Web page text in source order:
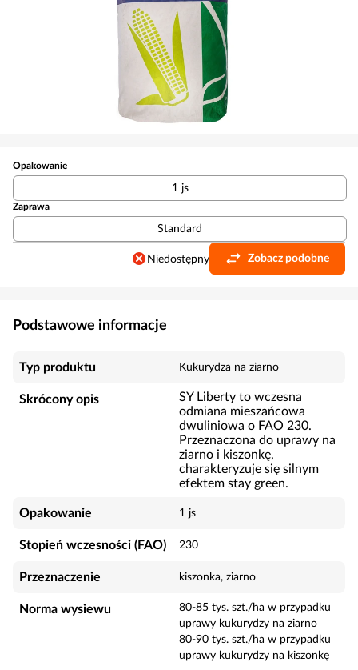
Opakowanie
1 js
Zaprawa
Standard
Niedostępny Zobacz podobne
Podstawowe informacje
Typ produktu Kukurydza na ziarno
Skrócony opis
SY Liberty to wczesna
odmiana mieszańcowa
dwuliniowa o FAO 230.
Przeznaczona do uprawy na
ziarno i kiszonkę,
charakteryzuje się silnym
efektem stay green.
Opakowanie 1 js
Stopień wczesności (FAO) 230
Przeznaczenie kiszonka, ziarno
Norma wysiewu
80-85 tys. szt./ha w przypadku
uprawy kukurydzy na ziarno
80-90 tys. szt./ha w przypadku
uprawy kukurydzy na kiszonkę